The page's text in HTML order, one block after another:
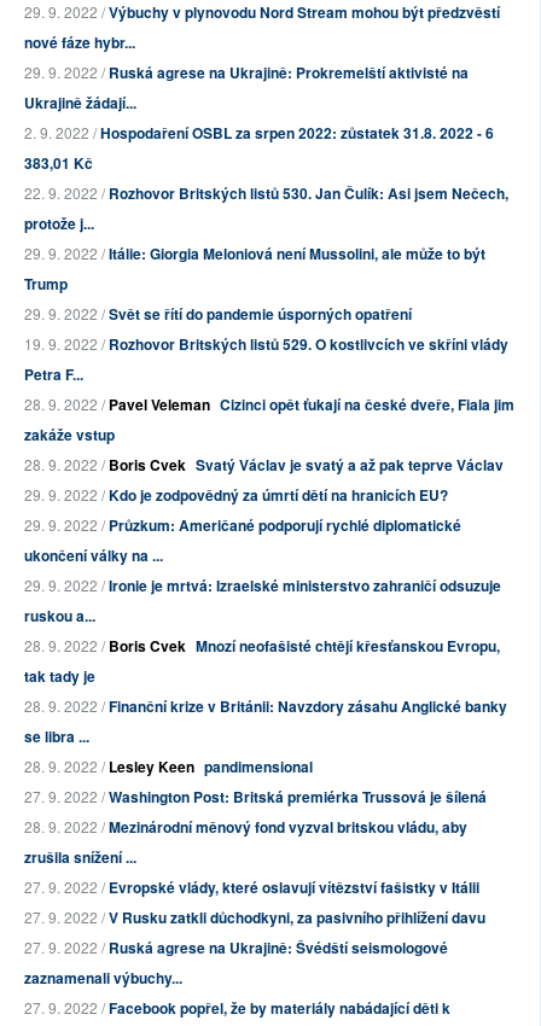
29. 9. 2022 /Výbuchy v plynovodu Nord Stream mohou být předzvěstí
nové fáze hybr...
29. 9. 2022 /Ruská agrese na Ukrajině: Prokremelští aktivisté na
Ukrajině žádají...
2. 9. 2022 /Hospodaření OSBL za srpen 2022: zůstatek 31.8. 2022 - 6
383,01 Kč
22. 9. 2022 /Rozhovor Britských listů 530. Jan Čulík: Asi jsem Nečech,
protože j...
29. 9. 2022 /Itálie: Giorgia Meloniová není Mussolini, ale může to být
Trump
29. 9. 2022 /Svět se řítí do pandemie úsporných opatření
19. 9. 2022 /Rozhovor Britských listů 529. O kostlivcích ve skříni vlády
Petra F...
28. 9. 2022 /Pavel Veleman Cizinci opět ťukají na české dveře, Fiala jim
zakáže vstup
28. 9. 2022 /Boris Cvek Svatý Václav je svatý a až pak teprve Václav
29. 9. 2022 /Kdo je zodpovědný za úmrtí dětí na hranicích EU?
29. 9. 2022 /Průzkum: Američané podporují rychlé diplomatické
ukončení války na ...
29. 9. 2022 /Ironie je mrtvá: Izraelské ministerstvo zahraničí odsuzuje
ruskou a...
28. 9. 2022 /Boris Cvek Mnozí neofašisté chtějí křesťanskou Evropu,
tak tady je
28. 9. 2022 /Finanční krize v Británii: Navzdory zásahu Anglické banky
se libra ...
28. 9. 2022 /Lesley Keen pandimensional
27. 9. 2022 /Washington Post: Britská premiérka Trussová je šílená
28. 9. 2022 /Mezinárodní měnový fond vyzval britskou vládu, aby
zrušila snížení ...
27. 9. 2022 /Evropské vlády, které oslavují vítězství fašistky v Itálii
27. 9. 2022 /V Rusku zatkli důchodkyni, za pasivního přihlížení davu
27. 9. 2022 /Ruská agrese na Ukrajině: Švédští seismologové
zaznamenali výbuchy...
27. 9. 2022 /Facebook popřel, že by materiály nabádající děti k